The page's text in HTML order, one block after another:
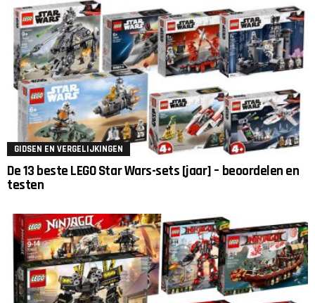
GIDSEN EN VERGELIJKINGEN
De 13 beste LEGO Star Wars-sets [jaar] – beoordelen en
testen